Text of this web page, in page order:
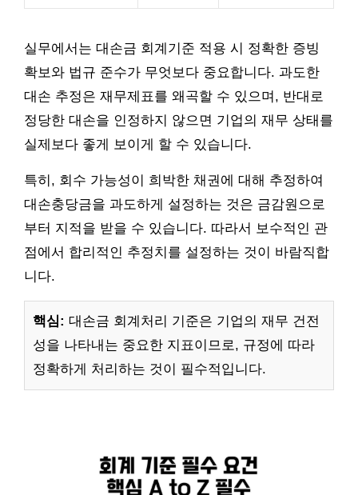
실무에서는 대손금 회계기준 적용 시 정확한 증빙
확보와 법규 준수가 무엇보다 중요합니다. 과도한
대손 추정은 재무제표를 왜곡할 수 있으며, 반대로
정당한 대손을 인정하지 않으면 기업의 재무 상태를
실제보다 좋게 보이게 할 수 있습니다.
특히, 회수 가능성이 희박한 채권에 대해 추정하여
대손충당금을 과도하게 설정하는 것은 금감원으로
부터 지적을 받을 수 있습니다. 따라서 보수적인 관
점에서 합리적인 추정치를 설정하는 것이 바람직합
니다.
핵심: 대손금 회계처리 기준은 기업의 재무 건전
성을 나타내는 중요한 지표이므로, 규정에 따라
정확하게 처리하는 것이 필수적입니다.